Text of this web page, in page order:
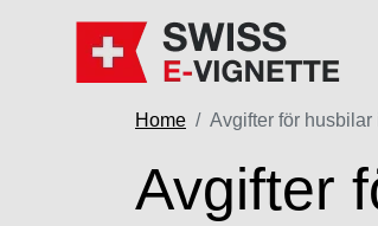
Home Avgifter för
Avgifter